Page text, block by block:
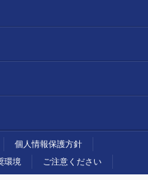
個人情報保護方針
環境 ご注意ください